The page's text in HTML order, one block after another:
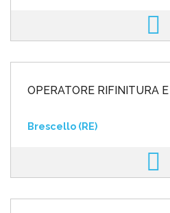
OPERATORE RIFINITURA
Brescello (RE)